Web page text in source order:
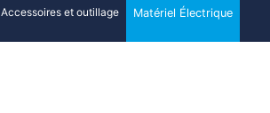
Accessoires et outillage Matériel Électrique